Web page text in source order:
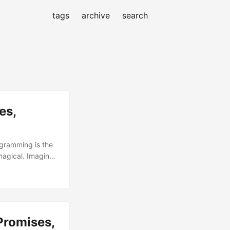
tags archive search
is the
Imagine
fetches data